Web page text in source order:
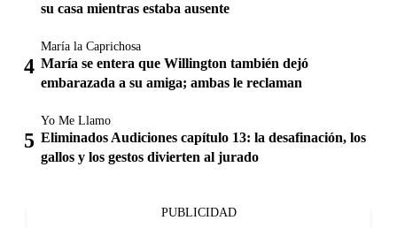
su casa mientras estaba ausente
María la Caprichosa
María se entera que Willington también dejó
embarazada a su amiga; ambas le reclaman
Yo Me Llamo
Eliminados Audiciones capítulo 13: la desafinación, los
gallos y los gestos divierten al jurado
PUBLICIDAD